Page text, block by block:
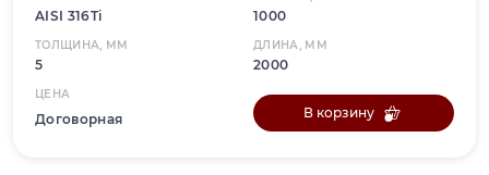
AISI 316Ti 1000
ТОЛЩИНА, ММ
5
ДЛИНА, ММ
2000
ЦЕНА
Договорная В корзину